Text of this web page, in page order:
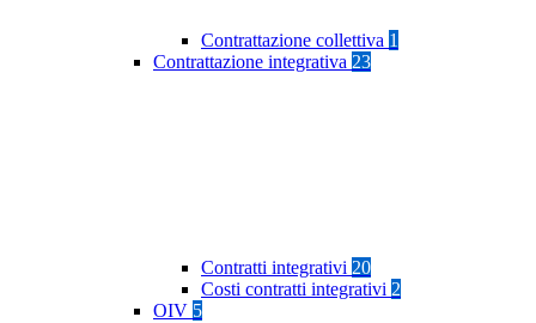
Contrattazione collettiva 1
Contrattazione integrativa 23
Contratti integrativi 20
Costi contratti integrativi 2
OIV 5